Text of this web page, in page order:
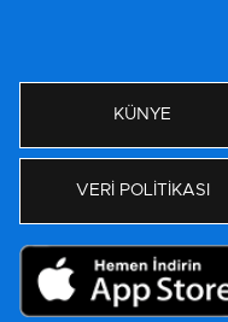
KÜNYE
VERİ POLİTİKASI